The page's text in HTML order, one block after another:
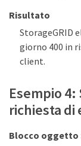
Risultato
StorageGRID
giorno 400 in
client.
Esempio 4:
richiesta
Blocco oggetto